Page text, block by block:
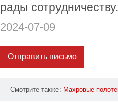
рады
2024-07-09
Отправить письмо
Смотрите также: Махровые